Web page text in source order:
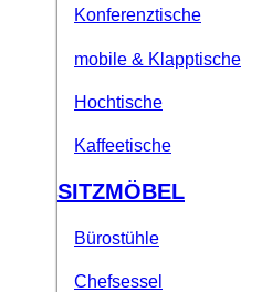
Konferenztische
mobile & Klapptische
Hochtische
Kaffeetische
SITZMÖBEL
Bürostühle
Chefsessel